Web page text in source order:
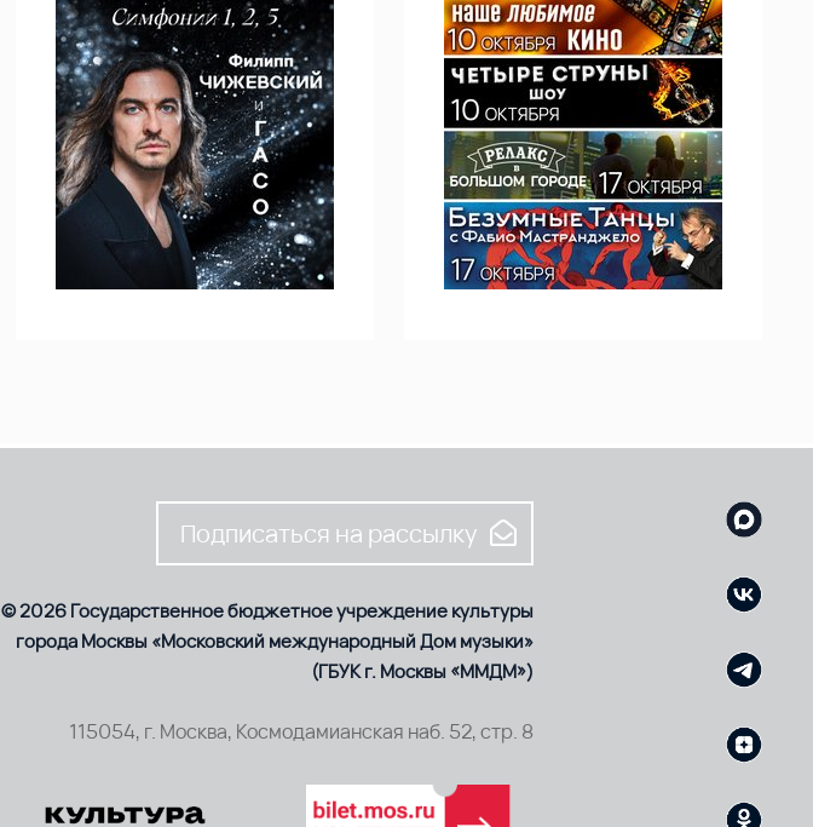
Подписаться на рассылку
© 2026 Государственное бюджетное учреждение культуры
города Москвы «Московский международный Дом музыки»
(ГБУК г. Москвы «ММДМ»)
115054, г. Москва, Космодамианская наб. 52, стр. 8